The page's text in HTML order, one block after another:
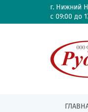
г. Нижний
с 09:00 до